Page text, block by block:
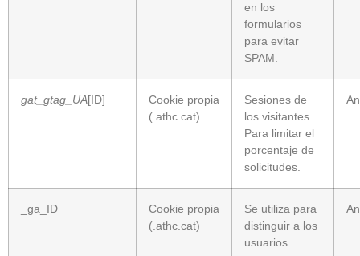
en los
formularios
para evitar
SPAM.
gat_gtag_UA[ID]
Cookie propia
(.athc.cat)
Sesiones de
los visitantes.
Para limitar el
porcentaje de
solicitudes.
_ga_ID
Cookie propia
(.athc.cat)
Se utiliza para
distinguir a los
usuarios.